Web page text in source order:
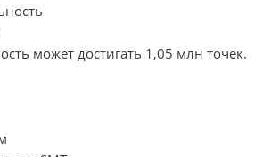
может достигать 1,05 млн точек.